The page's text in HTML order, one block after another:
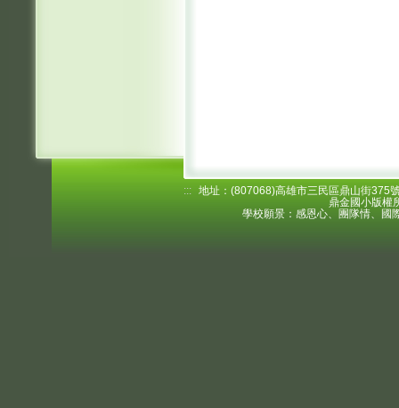
::: 地址：(807068)高雄市三民區鼎山街
鼎金國小版權
學校願景：感恩心、團隊情、國